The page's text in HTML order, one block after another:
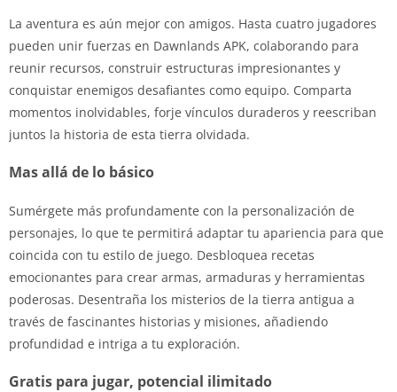
La aventura es aún mejor con amigos. Hasta cuatro jugadores
pueden unir fuerzas en Dawnlands APK, colaborando para
reunir recursos, construir estructuras impresionantes y
conquistar enemigos desafiantes como equipo. Comparta
momentos inolvidables, forje vínculos duraderos y reescriban
juntos la historia de esta tierra olvidada.
Mas allá de lo básico
Sumérgete más profundamente con la personalización de
personajes, lo que te permitirá adaptar tu apariencia para que
coincida con tu estilo de juego. Desbloquea recetas
emocionantes para crear armas, armaduras y herramientas
poderosas. Desentraña los misterios de la tierra antigua a
través de fascinantes historias y misiones, añadiendo
profundidad e intriga a tu exploración.
Gratis para jugar, potencial ilimitado